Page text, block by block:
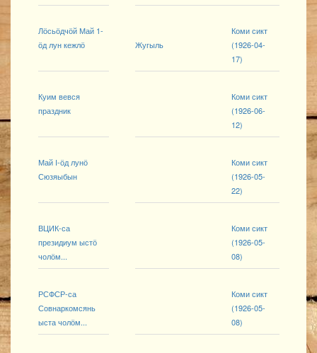
Лӧсьӧдчӧй Май 1-
ӧд лун кежлӧ
Жугыль
Коми сикт
(1926-04-
17)
Куим вевся
праздник
Коми сикт
(1926-06-
12)
Май I‐ӧд лунӧ
Сюзяыбын
Коми сикт
(1926-05-
22)
ВЦИК-са
президиум ыстӧ
чолӧм...
Коми сикт
(1926-05-
08)
РСФСР-са
Совнаркомсянь
ыста чолӧм...
Коми сикт
(1926-05-
08)